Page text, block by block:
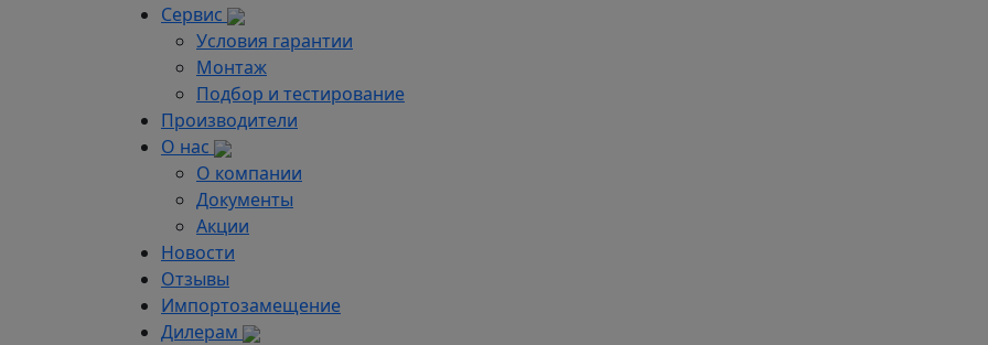
Сервис
Условия гарантии
Монтаж
Подбор и тестирование
Производители
О нас
О компании
Документы
Акции
Новости
Отзывы
Импортозамещение
Дилерам